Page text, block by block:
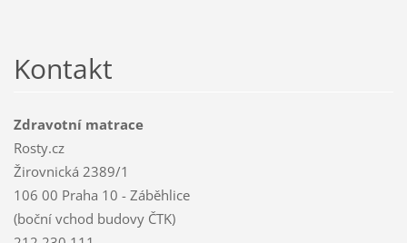
Kontakt
Zdravotní matrace
Rosty.cz
Žirovnická 2389/1
106 00 Praha 10 - Záběhlice
(boční vchod budovy ČTK)